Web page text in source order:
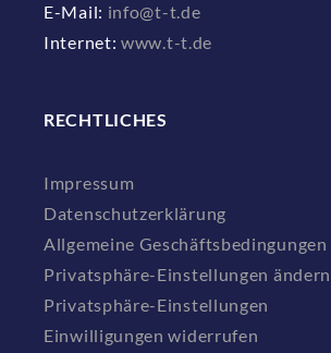
E-Mail: info@t-t.de
Internet: www.t-t.de
RECHTLICHES
Impressum
Datenschutzerklärung
Allgemeine Geschäftsbedingungen
Privatsphäre-Einstellungen ändern
Privatsphäre-Einstellungen
Einwilligungen widerrufen